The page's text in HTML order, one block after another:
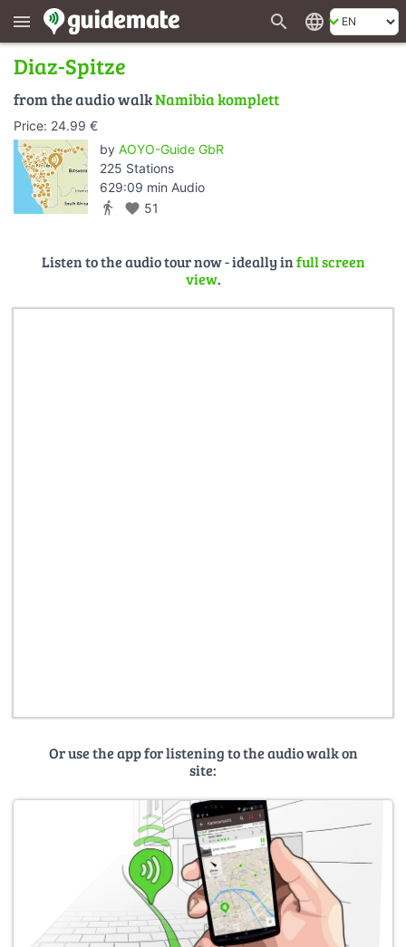
menu search language
Diaz-Spitze
from the audio walkNamibia komplett
Price: 24.99 €
by AOYO-Guide GbR
225 Stations
629:09 min Audio
directions_walk favorite 51
Listen to the audio tour now - ideally infull screen
view.
Or use the app for listening to the audio walk on
site: